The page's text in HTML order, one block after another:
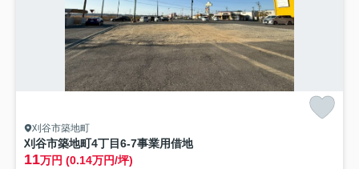
刈谷市築地町
刈谷市築地町4丁目6-7事業用借地
11万円 (0.14万円/坪)